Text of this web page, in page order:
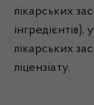
лікарських
лікарських
ліцензіату.